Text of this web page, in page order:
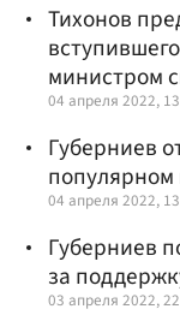
Тихонов
министром
04 апреля 2022,
Губерниев
популярном
04 апреля 2022,
Губерниев
за
03 апреля 2022,